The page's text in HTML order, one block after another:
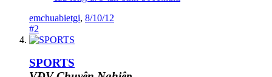
emchuabietgi, 8/10/12
#2
SPORTS